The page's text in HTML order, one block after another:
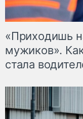
«Приходишь
мужиков».
стала